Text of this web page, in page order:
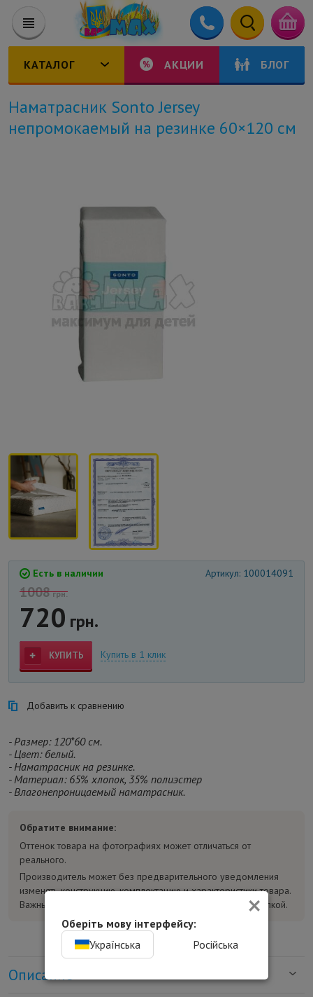
КАТАЛОГ АКЦИИ БЛОГ
Наматрасник Sonto Jersey
непромокаемый на резинке 60×120 см
Есть в наличии Артикул: 100014091
1008грн.
720 грн.
КУПИТЬ Купить в 1 клик
Добавить к сравнению
- Размер: 120*60 см.
- Цвет: белый.
- Наматрасник на резинке.
- Материал: 65% хлопок, 35% полиэстер
- Влагонепроницаемый наматрасник.
Обратите внимание:
Оттенок товара на фотографиях может отличаться от
реального.
Производитель может без предварительного уведомления
изменять конструкцию, комплектацию и характеристики товара.
Важные параметры уточняйте у консультанта перед покупкой.
Описание
×
Оберіть мову інтерфейсу:
Українська
Російська